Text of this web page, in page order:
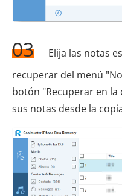
03
Elija las notas
recuperar del menú
botón "Recuperar en
sus notas desde la